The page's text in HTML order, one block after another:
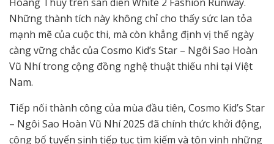
Hoàng Thùy trên sàn diễn White 2 Fashion Runway.
Những thành tích này không chỉ cho thấy sức lan tỏa
mạnh mẽ của cuộc thi, mà còn khẳng định vị thế ngày
càng vững chắc của Cosmo Kid’s Star – Ngôi Sao Hoàn
Vũ Nhí trong cộng đồng nghệ thuật thiếu nhi tại Việt
Nam.
Tiếp nối thành công của mùa đầu tiên, Cosmo Kid’s Star
– Ngôi Sao Hoàn Vũ Nhí 2025 đã chính thức khởi động,
công bố tuyển sinh tiếp tục tìm kiếm và tôn vinh những